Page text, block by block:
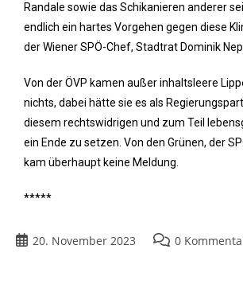
Randale sowie das Schikanieren anderer
endlich ein hartes Vorgehen gegen diese
der Wiener SPÖ-Chef, Stadtrat Dominik
Von der ÖVP kamen außer inhaltsleere
nichts, dabei hätte sie es als
diesem rechtswidrigen und zum Teil
ein Ende zu setzen. Von den Grünen, der
kam überhaupt keine Meldung.
*****
20. November 2023 0